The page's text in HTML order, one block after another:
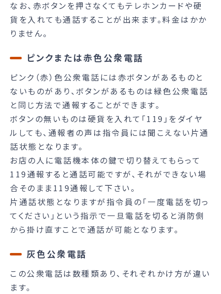
なお、赤ボタンを押さなくてもテレホンカードや硬
貨を入れても通話することが出来ます。料金はかか
りません。
ピンクまたは赤色公衆電話
ピンク（赤）色公衆電話には赤ボタンがあるものと
ないものがあり、ボタンがあるものは緑色公衆電話
と同じ方法で通報することができます。
ボタンの無いものは硬貨を入れて「119」をダイヤ
ルしても、通報者の声は指令員には聞こえない片通
話状態となります。
お店の人に電話機本体の鍵で切り替えてもらって
119通報すると通話可能ですが、それができない場
合そのまま119通報して下さい。
片通話状態となりますが指令員の「一度電話を切っ
てください」という指示で一旦電話を切ると消防側
から掛け直すことで通話が可能となります。
灰色公衆電話
この公衆電話は数種類あり、それぞれかけ方が違い
ます。